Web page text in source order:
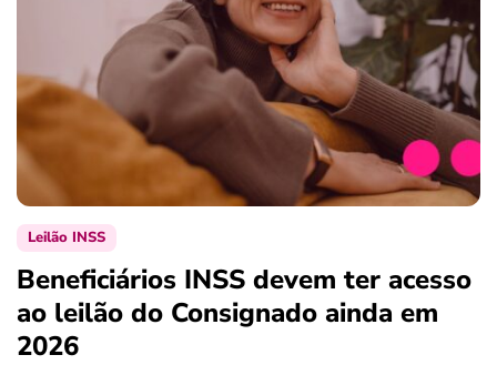
Leilão INSS
Beneficiários INSS devem ter acesso
ao leilão do Consignado ainda em
2026